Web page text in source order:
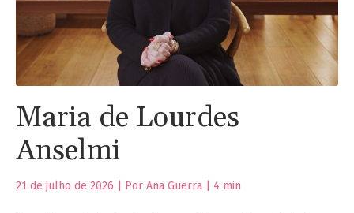
Maria de Lourdes
Anselmi
21 de julho de 2026 | Por Ana Guerra | 4 min